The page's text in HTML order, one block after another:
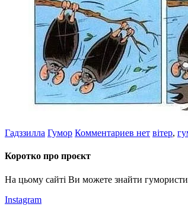
Гадззилла Гумор Комментариев нет вітер,
Коротко про проєкт
На цьому сайті Ви можете знайти
Instagram